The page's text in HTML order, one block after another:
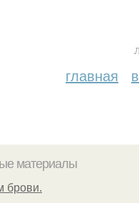
главная
материалы
брови.